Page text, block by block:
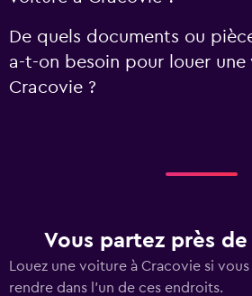
De quels documents ou
a-t-on besoin pour louer une
Cracovie ?
Vous partez près de
Louez une voiture à Cracovie si
rendre dans l'un de ces endroits.